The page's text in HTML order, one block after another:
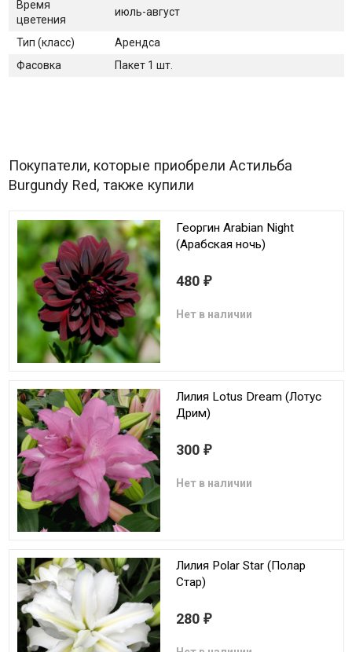
Время
цветения
июль-август
Тип (класс)
Арендса
Фасовка
Пакет 1 шт.
Покупатели, которые приобрели Астильба
Burgundy Red, также купили
Георгин Arabian Night
(Арабская ночь)
480 ₽
Нет в наличии
Лилия Lotus Dream (Лотус
Дрим)
300 ₽
Нет в наличии
Лилия Polar Star (Полар
Стар)
280 ₽